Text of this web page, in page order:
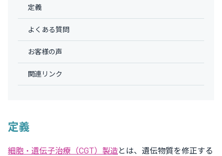
定義
よくある質問
お客様の声
関連リンク
定義
細胞・遺伝子治療（CGT）製造とは、遺伝物質を修正する